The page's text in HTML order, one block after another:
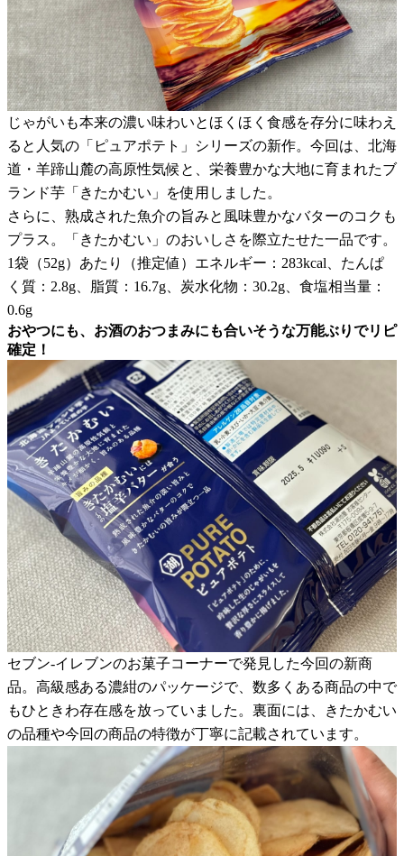
じゃがいも本来の濃い味わいとほくほく食感を存分に味わえ
ると人気の「ピュアポテト」シリーズの新作。今回は、北海
道・羊蹄山麓の高原性気候と、栄養豊かな大地に育まれたブ
ランド芋「きたかむい」を使用しました。
さらに、熟成された魚介の旨みと風味豊かなバターのコクも
プラス。「きたかむい」のおいしさを際立たせた一品です。
1袋（52g）あたり（推定値）エネルギー：283kcal、たんぱ
く質：2.8g、脂質：16.7g、炭水化物：30.2g、食塩相当量：
0.6g
おやつにも、お酒のおつまみにも合いそうな万能ぶりでリピ
確定！
セブン-イレブンのお菓子コーナーで発見した今回の新商
品。高級感ある濃紺のパッケージで、数多くある商品の中で
もひときわ存在感を放っていました。裏面には、きたかむい
の品種や今回の商品の特徴が丁寧に記載されています。